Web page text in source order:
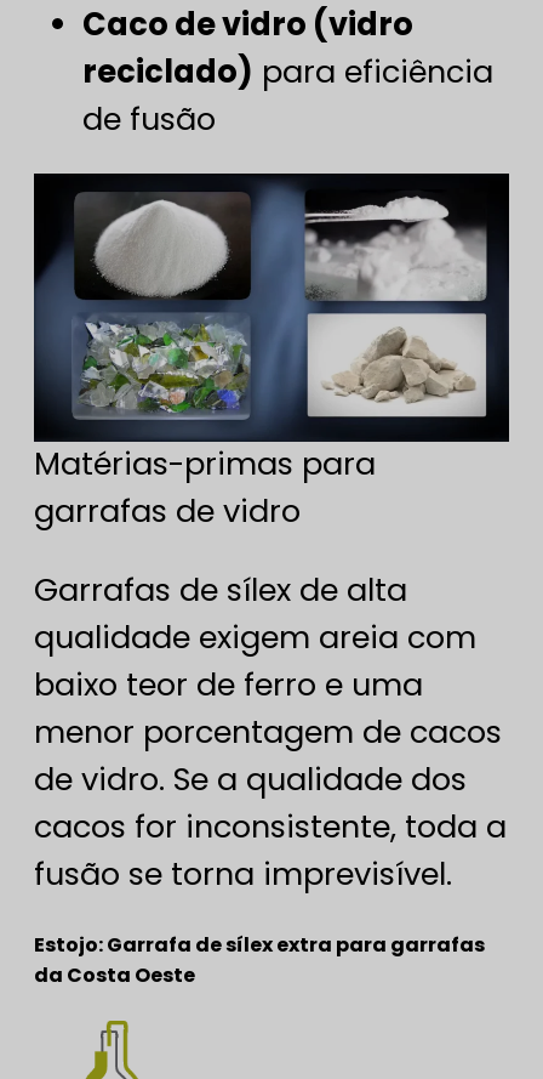
Caco de vidro (vidro
reciclado) para eficiência
de fusão
Matérias-primas para
garrafas de vidro
Garrafas de sílex de alta
qualidade exigem areia com
baixo teor de ferro e uma
menor porcentagem de cacos
de vidro. Se a qualidade dos
cacos for inconsistente, toda a
fusão se torna imprevisível.
Estojo: Garrafa de sílex extra para garrafas
da Costa Oeste